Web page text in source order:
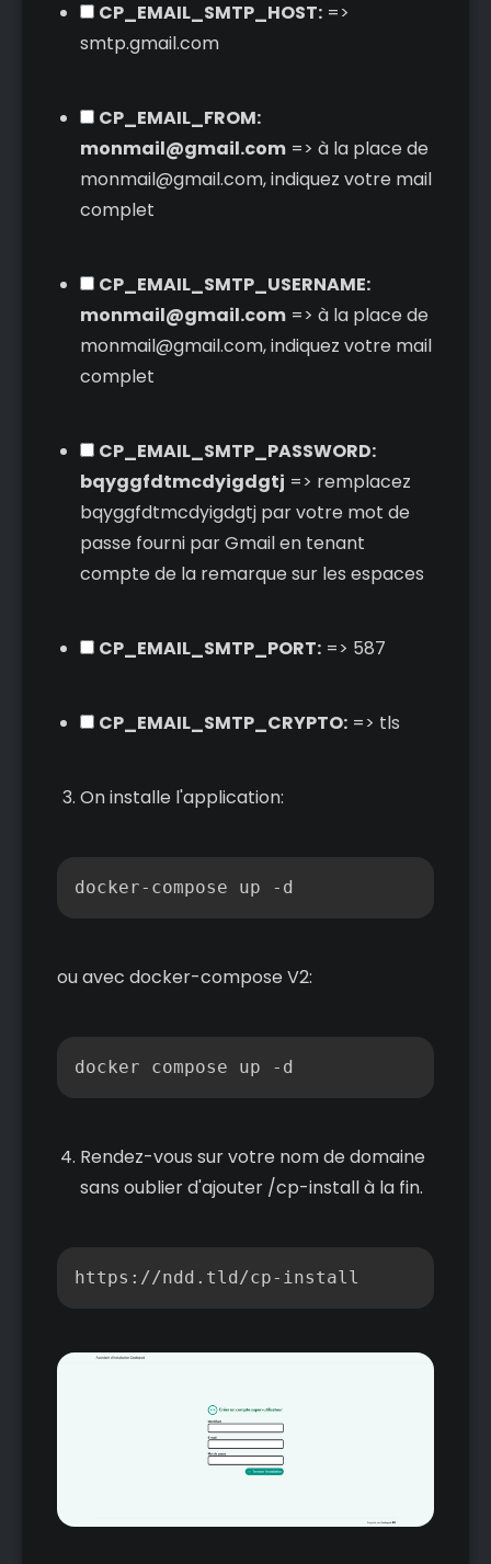
CP_EMAIL_SMTP_HOST:=>
smtp.gmail.com
CP_EMAIL_FROM:
monmail@gmail.com=> à la place de
monmail@gmail.com, indiquez votre mail
complet
CP_EMAIL_SMTP_USERNAME:
monmail@gmail.com=> à la place de
monmail@gmail.com, indiquez votre mail
complet
CP_EMAIL_SMTP_PASSWORD:
bqyggfdtmcdyigdgtj => remplacez
bqyggfdtmcdyigdgtj par votre mot de
passe fourni par Gmail en tenant
compte de la remarque sur les espaces
CP_EMAIL_SMTP_PORT:=> 587
CP_EMAIL_SMTP_CRYPTO:=> tls
On installe l'application:
ou avec docker-compose V2:
docker compose up -d
Rendez-vous sur votre nom de domaine
sans oublier d'ajouter /cp-install à la fin.
https://ndd.tld/cp-install